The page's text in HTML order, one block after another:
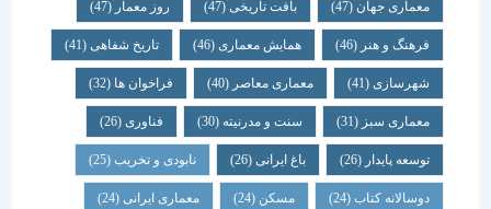
معماری جهان (47) بافت تاریخی(47) روز معمار(47)
فرهنگ و هنر(46) همایش معماری (46) تاریخ شفاهی (41)
شهرسازی(41) معماری معاصر(40) فراخوان ها (32)
معماری سبز(31) سنت و مدرنیته(30) فناوری (26)
توسعه پایدار(26) باغ ایرانی(26) نابودی و تخریب(25)
دوسالانه کتاب(24) مسکن (24) معماری ایرانی(24)